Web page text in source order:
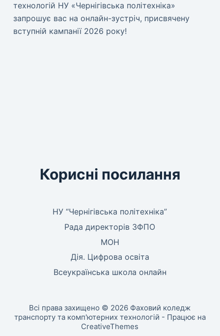
технологій НУ «Чернігівська політехніка»
запрошує вас на онлайн-зустріч, присвячену
вступній кампанії 2026 року!
Корисні посилання
НУ “Чернігівська політехніка”
Рада директорів ЗФПО
МОН
Дія. Цифрова освіта
Всеукраїнська школа онлайн
Всі права захищено © 2026 Фаховий коледж
транспорту та комп'ютерних технологій - Працює на
CreativeThemes